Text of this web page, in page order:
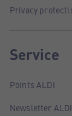
Privacy
Service
Points ALDI
Newsletter ALDI